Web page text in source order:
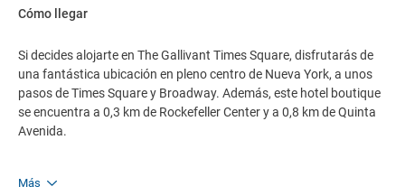
Cómo llegar
Si decides alojarte en The Gallivant Times Square, disfrutarás de
una fantástica ubicación en pleno centro de Nueva York, a unos
pasos de Times Square y Broadway. Además, este hotel boutique
se encuentra a 0,3 km de Rockefeller Center y a 0,8 km de Quinta
Avenida.
Más